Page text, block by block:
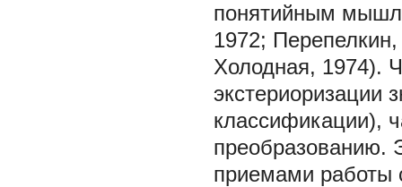
понятийным
1972;
Холодная, 1974).
экстериоризации
классификации),
преобразованию.
приемами работы